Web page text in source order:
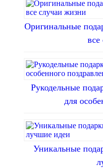
Оригинальные
все
Рукодельные
для
Уникальные